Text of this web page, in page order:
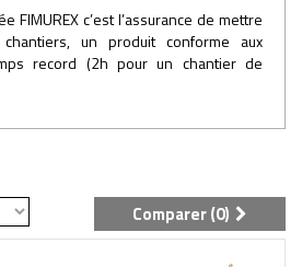
FIMUREX c’est l’assurance de mettre
un produit conforme aux
record (2h pour un chantier de
Comparer (0)